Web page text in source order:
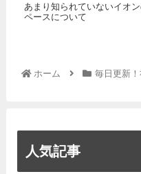
あまり知られていないイオ
ペースについて
ホーム 毎日更新
人気記事